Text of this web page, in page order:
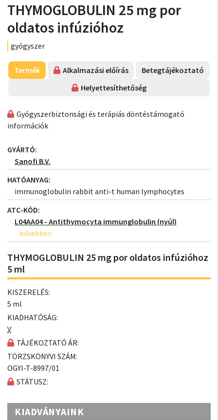
THYMOGLOBULIN 25 mg por
oldatos infúzióhoz
gyógyszer
Termék Alkalmazási előírás
Betegtájékoztató
Helyettesíthetőség
Gyógyszerbiztonsági és terápiás döntéstámogató
információk
GYÁRTÓ:
Sanofi B.V.
HATÓANYAG:
immunoglobulin rabbit anti-t human lymphocytes
ATC-KÓD:
L04AA04 - Antithymocyta immunglobulin (nyúl)
THYMOGLOBULIN 25 mg por oldatos infúzióhoz
5 ml
KISZERELÉS:
5 ml
KIADHATÓSÁG:
V
TÁJÉKOZTATÓ ÁR:
TÖRZSKÖNYVI SZÁM:
OGYI-T-8997/01
STÁTUSZ:
KIADVÁNYAINK